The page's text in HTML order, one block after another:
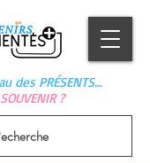
des PRÉSENTS…
?